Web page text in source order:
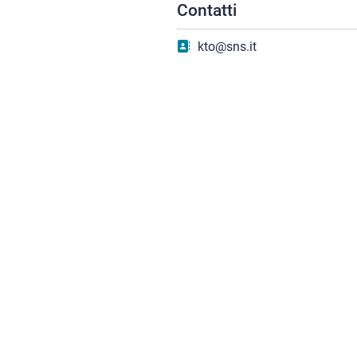
Contatti
kto@sns.it